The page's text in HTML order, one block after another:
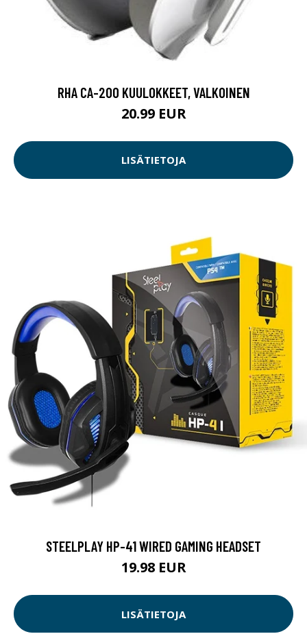
RHA CA-200 KUULOKKEET, VALKOINEN
20.99 EUR
LISÄTIETOJA
STEELPLAY HP-41 WIRED GAMING HEADSET
19.98 EUR
LISÄTIETOJA